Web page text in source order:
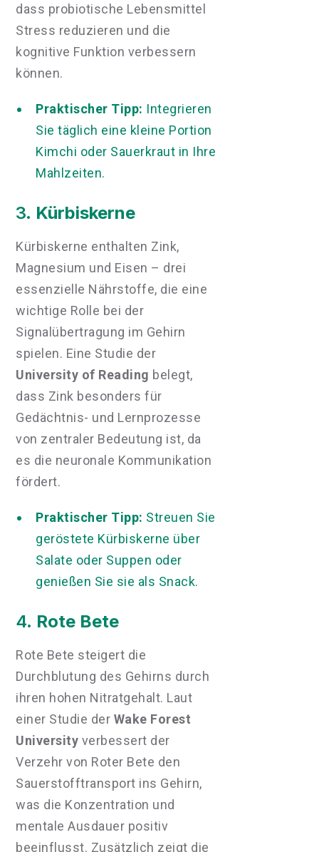
dass probiotische Lebensmittel
Stress reduzieren und die
kognitive Funktion verbessern
können.
Praktischer Tipp: Integrieren
Sie täglich eine kleine Portion
Kimchi oder Sauerkraut in Ihre
Mahlzeiten.
3. Kürbiskerne
Kürbiskerne enthalten Zink,
Magnesium und Eisen – drei
essenzielle Nährstoffe, die eine
wichtige Rolle bei der
Signalübertragung im Gehirn
spielen. Eine Studie der
University of Reading belegt,
dass Zink besonders für
Gedächtnis- und Lernprozesse
von zentraler Bedeutung ist, da
es die neuronale Kommunikation
fördert.
Praktischer Tipp: Streuen Sie
geröstete Kürbiskerne über
Salate oder Suppen oder
genießen Sie sie als Snack.
4. Rote Bete
Rote Bete steigert die
Durchblutung des Gehirns durch
ihren hohen Nitratgehalt. Laut
einer Studie der Wake Forest
University verbessert der
Verzehr von Roter Bete den
Sauerstofftransport ins Gehirn,
was die Konzentration und
mentale Ausdauer positiv
beeinflusst. Zusätzlich zeigt die